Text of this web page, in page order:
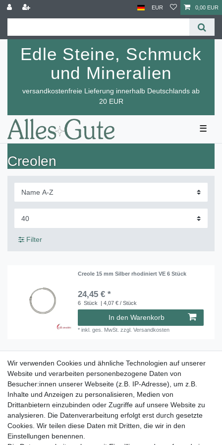
EUR 0,00 EUR
Edle Steine, Schmuck
und Mineralien
versandkostenfreie Lieferung innerhalb Deutschlands ab
20 EUR
☰
Creolen
Filter
Creole 15 mm Silber rhodiniert VE 6 Stück
24,45 € *
6 Stück | 4,07 € / Stück
In den Warenkorb
*inkl. ges. MwSt. zzgl.Versandkosten
Creole 18 mm Silber vergoldet VE 4 Stück
21,95 € *
| 5,49 € / Stück
In den Warenkorb
* inkl. ges. MwSt. zzgl.Versandkosten
Wir verwenden Cookies und ähnliche Technologien auf unserer
Website und verarbeiten personenbezogene Daten von
Besucher:innen unserer Webseite (z.B. IP-Adresse), um z.B.
Inhalte und Anzeigen zu personalisieren, Medien von
Drittanbietern einzubinden oder Zugriffe auf unsere Website zu
analysieren. Die Datenverarbeitung erfolgt erst durch gesetzte
Cookies. Wir teilen diese Daten mit Dritten, die wir in den
Einstellungen benennen.